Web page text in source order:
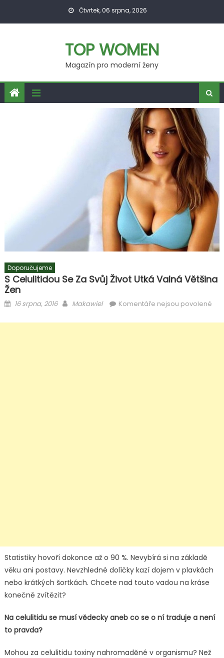
Čtvrtek, 06 srpna, 2026
TOP WOMEN
Magazín pro moderní ženy
Doporučujeme
S Celulitidou Se Za Svůj Život Utká Valná Většina
Žen
Posted
16 srpna, 2016 Author
Makawiel Komentáře nejsou povolenéu
Statistiky hovoří dokonce až o 90 %. Nevybírá si na základě
věku ani postavy. Nevzhledné dolíčky kazí dojem v plavkách
nebo krátkých šortkách. Chcete nad touto vadou na kráse
konečně zvítězit?
Na celulitidu se musí vědecky aneb co se o ní traduje a není
to pravda?
Mohou za celulitidu toxiny nahromaděné v organismu? Než